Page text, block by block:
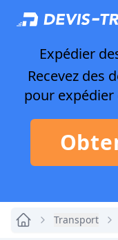
Expédier
Recevez des
pour expédier
Transport